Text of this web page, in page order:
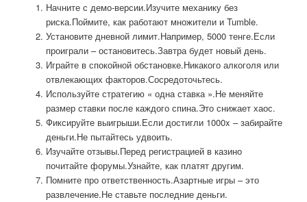
Начните с демо-версии.Изучите механику без
риска.Поймите, как работают множители и Tumble.
Установите дневной лимит.Например, 5000 тенге.Если
проиграли – остановитесь.Завтра будет новый день.
Играйте в спокойной обстановке.Никакого алкоголя или
отвлекающих факторов.Сосредоточьтесь.
Используйте стратегию « одна ставка ».Не меняйте
размер ставки после каждого спина.Это снижает хаос.
Фиксируйте выигрыши.Если достигли 1000x – забирайте
деньги.Не пытайтесь удвоить.
Изучайте отзывы.Перед регистрацией в казино
почитайте форумы.Узнайте, как платят другим.
Помните про ответственность.Азартные игры – это
развлечение.Не ставьте последние деньги.